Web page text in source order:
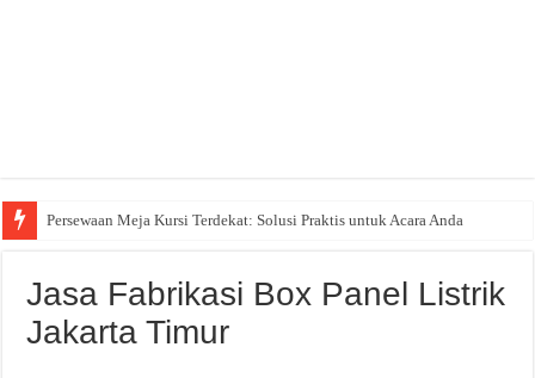
Persewaan Meja Kursi Terdekat: Solusi Praktis untuk Acara Anda
Jasa Fabrikasi Box Panel Listrik
Jakarta Timur